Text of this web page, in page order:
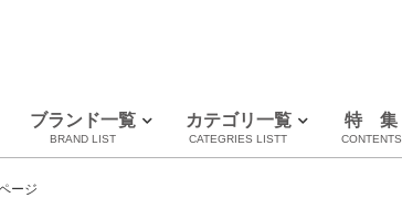
ブランド一覧
BRAND LIST
プラダ
シャネル
エルメス
全てのブランドを見る
カテゴリ一覧
CATEGRIES LISTT
特 集
CONTENTS
ージ